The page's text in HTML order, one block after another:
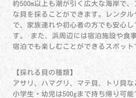
約500m以上も潮が引く広大な海岸で
な貝を採ることができます。レンタ
で、家族連れや初心者の方でも安心
す。 また、浜周辺には宿泊施設や食
宿泊でも楽しむことができるスポット
【採れる貝の種類】
アサリ、ハマグリ、マテ貝、トリ貝な
小学生・幼児は500gまで持ち帰り可